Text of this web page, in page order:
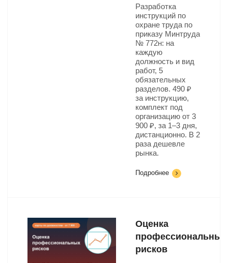
Разработка
инструкций по
охране труда по
приказу Минтруда
№ 772н: на
каждую
должность и вид
работ, 5
обязательных
разделов. 490 ₽
за инструкцию,
комплект под
организацию от 3
900 ₽, за 1–3 дня,
дистанционно. В 2
раза дешевле
рынка.
Подробнее
Оценка
профессиональных
рисков